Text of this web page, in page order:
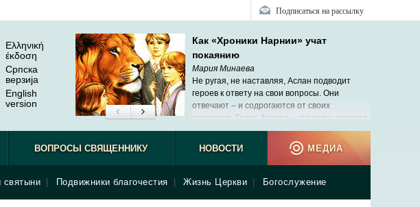
Подписаться на рассылку
Ελληνική
έκδοση
Српска
верзиjа
English
version
Как «Хроники Нарнии» учат
покаянию
Мария Минаева
Не ругая, не наставляя, Аслан подводит
героев к ответу на свои вопросы. Они
отвечают – и содрогаются от своих
поступков. Голос Аслана – это голос совести.
святыни Подвижники благочестия Жизнь Церкви Богослужение
ВОПРОСЫ СВЯЩЕННИКУ НОВОСТИ МЕДИА